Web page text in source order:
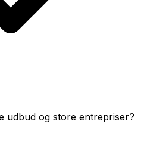
udbud og store entrepriser?